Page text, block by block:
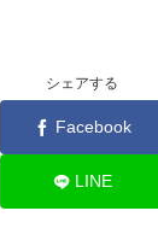
シェアする
Facebook
LINE